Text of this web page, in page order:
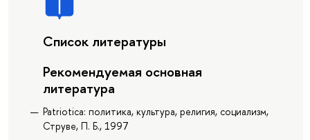
Список литературы
Рекомендуемая основная
литература
Patriotica: политика, культура, религия, социализм,
Струве, П. Б., 1997